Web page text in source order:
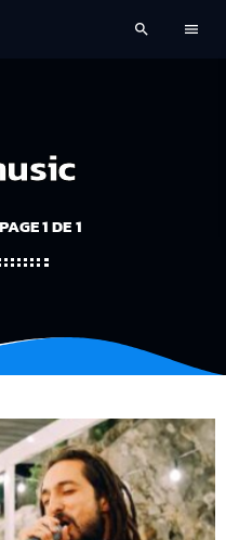
search menu
1 DE 1